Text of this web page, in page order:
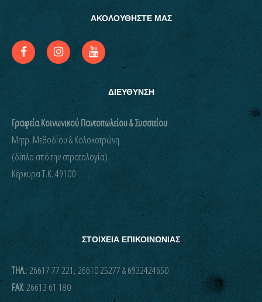
ΑΚΟΛΟΥΘΗΣΤΕ ΜΑΣ
ΔΙΕΥΘΥΝΣΗ
Γραφεία Κοινωνικού Παντοπωλείου & Συσσιτίου
Μητρ. Μεθοδίου & Κολοκοτρώνη
(δίπλα από την στρατολογία)
Kέρκυρα Τ.Κ. 49100
ΣΤΟΙΧΕΙΑ ΕΠΙΚΟΙΝΩΝΙΑΣ
ΤΗΛ.: 26617 77 221, 26610 25277 & 6932424650
FAX: 26613 61 180